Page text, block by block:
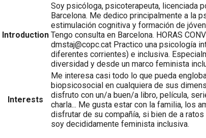
Introduction
Soy psicóloga, psicoterapeuta, licenciada
Barcelona. Me dedico principalmente a la
estimulación cognitiva y formación de
Tengo consulta en Barcelona. HORAS
dmstaj@copc.cat Practico una psicología
diferentes corrientes) e inclusiva.
diversidad y desde un marco feminista
Interests
Me interesa casi todo lo que pueda
biopsicosocial en cualquiera de sus
disfruto con un/a buen/a libro, película,
charla... Me gusta estar con la familia, los
disfrutar de su compañía, si bien de a
soy decididamente feminista inclusiva.